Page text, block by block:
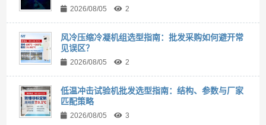
2026/08/05 2
风冷压缩冷凝机组选型指南：批发采购如何避开常
见误区？
2026/08/05 2
低温冲击试验机批发选型指南：结构、参数与厂家
匹配策略
2026/08/05 3